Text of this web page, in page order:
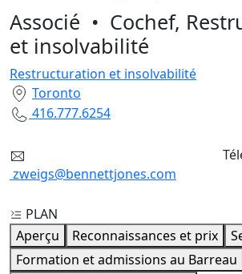
Associé • Cochef,
et insolvabilité
Restructuration et insolvabilité
Toronto
416.777.6254
zweigs@bennettjones.com
PLAN
Aperçu
Reconnaissances et prix
Formation et admissions au Barreau